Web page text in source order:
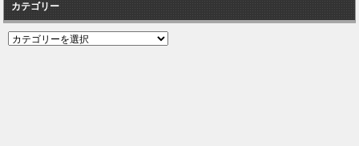
カテゴリー
カ